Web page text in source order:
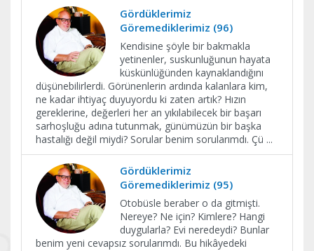
Gördüklerimiz
Göremediklerimiz (96)
Kendisine şöyle bir bakmakla
yetinenler, suskunluğunun hayata
küskünlüğünden kaynaklandığını
düşünebilirlerdi. Görünenlerin ardında kalanlara kim,
ne kadar ihtiyaç duyuyordu ki zaten artık? Hızın
gereklerine, değerleri her an yıkılabilecek bir başarı
sarhoşluğu adına tutunmak, günümüzün bir başka
hastalığı değil miydi? Sorular benim sorularımdı. Çü ...
Gördüklerimiz
Göremediklerimiz (95)
Otobüsle beraber o da gitmişti.
Nereye? Ne için? Kimlere? Hangi
duygularla? Evi neredeydi? Bunlar
benim yeni cevapsız sorularımdı. Bu hikâyedeki